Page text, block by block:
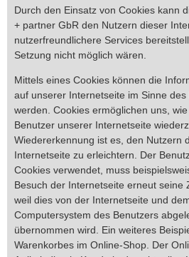
Durch den Einsatz von Cookies kann
+ partner GbR den Nutzern dieser
nutzerfreundlichere Services
Setzung nicht möglich wären.
Mittels eines Cookies können die
auf unserer Internetseite im Sinne
werden. Cookies ermöglichen uns,
Benutzer unserer Internetseite
Wiedererkennung ist es, den Nutzern
Internetseite zu erleichtern. Der
Cookies verwendet, muss
Besuch der Internetseite erneut seine
weil dies von der Internetseite und
Computersystem des Benutzers
übernommen wird. Ein weiteres
Warenkorbes im Online-Shop. Der